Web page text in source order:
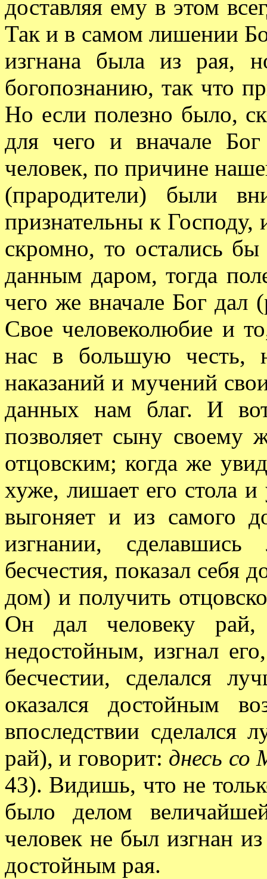
доставляя ему в этом
Так и в самом лишении
изгнана была из рая,
богопознанию, так что
Но если полезно было,
для чего и вначале
человек, по причине
(прародители) были
признательны к Господу,
скромно, то остались
данным даром, тогда
чего же вначале Бог дал
Свое человеколюбие и
нас в большую
наказаний и мучений
данных нам благ. И
позволяет сыну своему
отцовским; когда же
хуже, лишает его стола и
выгоняет и из самого
изгнании,
бесчестия, показал себя
дом) и получить
Он дал человеку рай,
недостойным, изгнал
бесчестии, сделался
оказался достойным
впоследствии сделался
рай), и говорит: днесь со
43). Видишь, что не
было делом
человек не был изгнан
достойным рая.